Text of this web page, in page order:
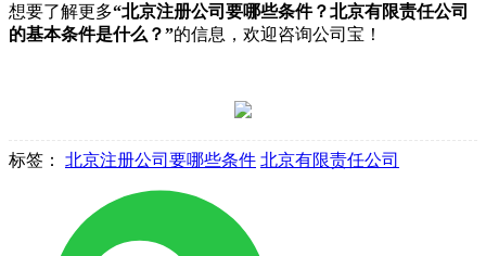
想要了解更多“北京注册公司要哪些条件？北京有限责任公司
的基本条件是什么？”的信息，欢迎咨询公司宝！
标签： 北京注册公司要哪些条件 北京有限责任公司